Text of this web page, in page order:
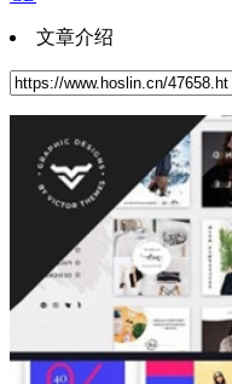
文章介绍